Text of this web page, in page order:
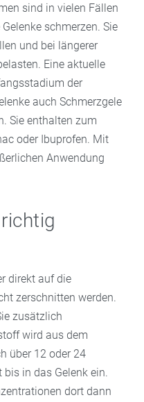
sind in vielen Fällen
schmerzen. Sie
und bei längerer
Eine aktuelle
der
auch Schmerzgele
Sie enthalten zum
oder Ibuprofen. Mit
Anwendung
direkt auf die
zerschnitten werden.
zusätzlich
wird aus dem
über 12 oder 24
in das Gelenk ein.
dort dann